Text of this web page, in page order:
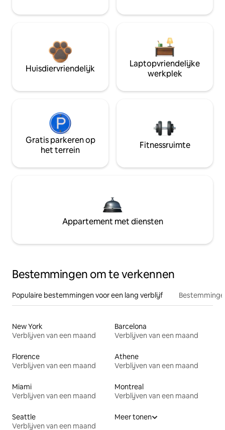
Huisdiervriendelijk
Laptopvriendelijke
werkplek
Gratis parkeren op
het terrein
Fitnessruimte
Appartement met diensten
Bestemmingen om te verkennen
Populaire bestemmingen voor een lang verblijf
New York
Verblijven van een maand
Barcelona
Verblijven van een maand
Florence
Verblijven van een maand
Athene
Verblijven van een maand
Miami
Verblijven van een maand
Montreal
Verblijven van een maand
Seattle
Verblijven van een maand
Meer tonen